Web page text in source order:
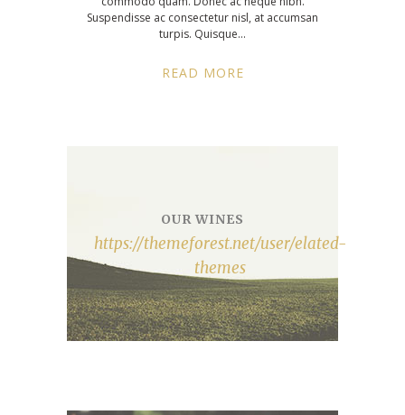
Suspendisse ac consectetur nisl, at accumsan
turpis. Quisque
READ MORE
OUR WINES
https://themeforest.net/user/elated-
themes